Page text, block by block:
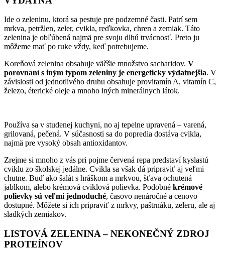
Ide o zeleninu, ktorá sa pestuje pre podzemné časti. Patrí sem
mrkva, petržlen, zeler, cvikla, reďkovka, chren a zemiak. Táto
zelenina je obľúbená najmä pre svoju dlhú trvácnosť. Preto ju
môžeme mať po ruke vždy, keď potrebujeme.
Koreňová zelenina obsahuje väčšie množstvo sacharidov. V
porovnaní s iným typom zeleniny je energeticky výdatnejšia. V
závislosti od jednotlivého druhu obsahuje provitamín A, vitamín C,
železo, éterické oleje a mnoho iných minerálnych látok.
Používa sa v studenej kuchyni, no aj tepelne upravená – varená,
grilovaná, pečená. V súčasnosti sa do popredia dostáva cvikla,
najmä pre vysoký obsah antioxidantov.
Zrejme si mnoho z vás pri pojme červená repa predstaví kyslastú
cviklu zo školskej jedálne. Cvikla sa však dá pripraviť aj veľmi
chutne. Buď ako šalát s hráškom a mrkvou, šťava ochutená
jablkom, alebo krémová cviklová polievka. Podobné krémové
polievky sú veľmi jednoduché, časovo nenáročné a cenovo
dostupné. Môžete si ich pripraviť z mrkvy, paštrnáku, zeleru, ale aj
sladkých zemiakov.
LISTOVÁ ZELENINA – NEKONEČNÝ ZDROJ
PROTEÍNOV